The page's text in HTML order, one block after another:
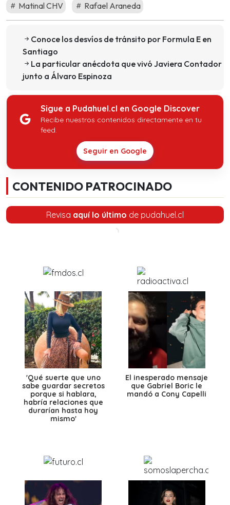
Matinal CHV Rafael Araneda
Conoce los desvíos de tránsito por Formula E en
Santiago
La particular anécdota que vivó Javiera Contador
junto a Álvaro Espinoza
Sigue a Pudahuel.cl en Google Discover
Recibe nuestros contenidos directamente en tu
feed.
Seguir en Google
CONTENIDO PATROCINADO
Revisa aquí lo último de pudahuel.cl
'Qué suerte que uno
sabe guardar secretos
porque si hablara,
habría relaciones que
durarían hasta hoy
mismo'
El inesperado mensaje
que Gabriel Boric le
mandó a Cony Capelli